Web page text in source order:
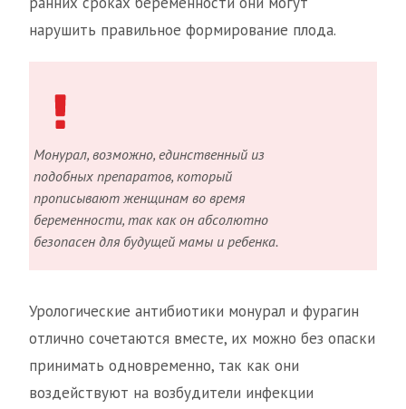
нарушить правильное формирование плода.
Монурал, возможно, единственный из
подобных препаратов, который
прописывают женщинам во время
беременности, так как он абсолютно
безопасен для будущей мамы и ребенка.
Урологические антибиотики монурал и фурагин
отлично сочетаются вместе, их можно без опаски
принимать одновременно, так как они
воздействуют на возбудители инфекции